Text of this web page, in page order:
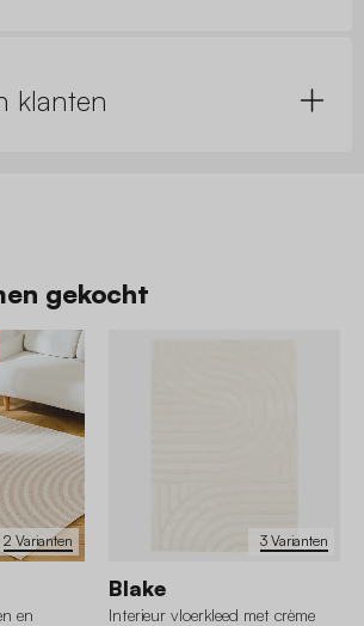
klanten
gekocht
2 Varianten
en
3 Varianten
Blake
Interieur vloerkleed met crème